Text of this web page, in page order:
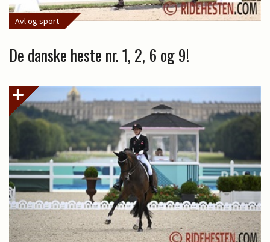
Avl og sport
De danske heste nr. 1, 2, 6 og 9!